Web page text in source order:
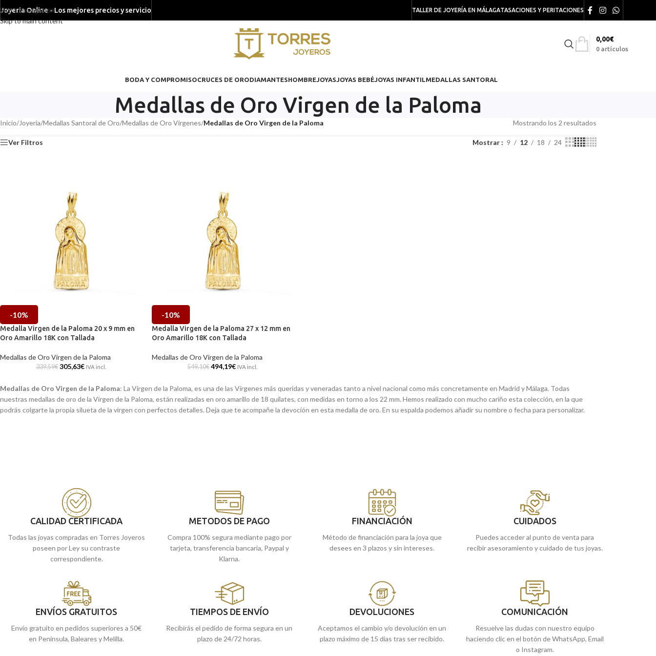
Skip to navigation
Skip to main content
Joyeria Online - Los mejores precios y servicio TALLER DE JOYERÍA EN MÁLAGATASACIONES Y PERITACIONES
0 artículos
0,00€
BODA Y COMPROMISOCRUCES DE ORODIAMANTESHOMBREJOYASJOYAS BEBÉJOYAS INFANTILMEDALLAS SANTORAL
Medallas de Oro Virgen de la Paloma
Inicio/Joyería/Medallas Santoral de Oro/Medallas de Oro Vírgenes/Medallas de Oro Virgen de la Paloma Mostrando los 2 resultados
Ver Filtros Mostrar 9 12 18 24
-10%
Medalla Virgen de la Paloma 20 x 9 mm en
Oro Amarillo 18K con Tallada
Medallas de Oro Virgen de la Paloma
339,59€ 305,63€ IVA incl.
-10%
Medalla Virgen de la Paloma 27 x 12 mm en
Oro Amarillo 18K con Tallada
Medallas de Oro Virgen de la Paloma
549,10€ 494,19€ IVA incl.
Medallas de Oro Virgen de la Paloma: La Virgen de la Paloma, es una de las Vírgenes más queridas y veneradas tanto a nivel nacional como más concretamente en Madrid y Málaga. Todas
nuestras medallas de oro de la Virgen de la Paloma, están realizadas en oro amarillo de 18 quilates, con medidas en torno a los 22 mm. Hemos realizado con mucho cariño esta colección, en la que
podrás colgarte la propia silueta de la virgen con perfectos detalles. Deja que te acompañe la devoción en esta medalla de oro. En su espalda podemos añadir su nombre o fecha para personalizar.
CALIDAD CERTIFICADA
Todas las joyas compradas en Torres Joyeros
poseen por Ley su contraste
correspondiente.
METODOS DE PAGO
Compra 100% segura mediante pago por
tarjeta, transferencia bancaria, Paypal y
Klarna.
FINANCIACIÓN
Método de financiación para la joya que
desees en 3 plazos y sin intereses.
CUIDADOS
Puedes acceder al punto de venta para
recibir asesoramiento y cuidado de tus joyas.
ENVÍOS GRATUITOS
Envío gratuito en pedidos superiores a 50€
en Península, Baleares y Melilla.
TIEMPOS DE ENVÍO
Recibirás el pedido de forma segura en un
plazo de 24/72 horas.
DEVOLUCIONES
Aceptamos el cambio y/o devolución en un
plazo máximo de 15 días tras ser recibido.
COMUNICACIÓN
Resuelve las dudas con nuestro equipo
haciendo clic en el botón de WhatsApp, Email
o Instagram.